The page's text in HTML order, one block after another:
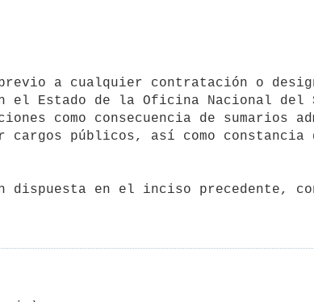
Estado de la Oficina Nacional del
como consecuencia de sumarios
cargos públicos, así como